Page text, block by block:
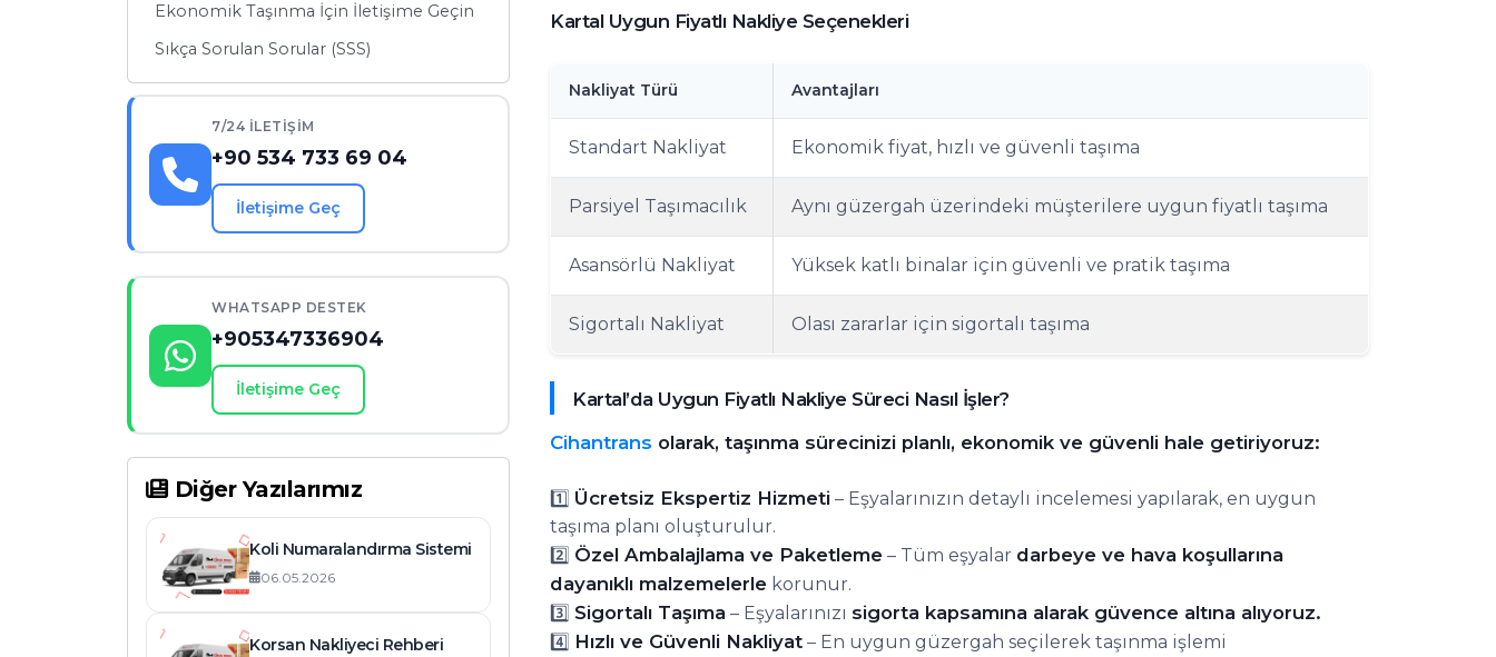
Ekonomik Taşınma İçin İletişime Geçin
Sıkça Sorulan Sorular (SSS)
7/24 İLETIŞIM
+90 534 733 69 04
İletişime Geç
WHATSAPP DESTEK
+905347336904
İletişime Geç
Diğer Yazılarımız
Koli Numaralandırma Sistemi
06.05.2026
Korsan Nakliyeci Rehberi
Kartal Uygun Fiyatlı Nakliye Seçenekleri
Nakliyat Türü Avantajları
Standart Nakliyat Ekonomik fiyat, hızlı ve güvenli taşıma
Parsiyel Taşımacılık Aynı güzergah üzerindeki müşterilere uygun fiyatlı taşıma
Asansörlü Nakliyat Yüksek katlı binalar için güvenli ve pratik taşıma
Sigortalı Nakliyat Olası zararlar için sigortalı taşıma
Kartal’da Uygun Fiyatlı Nakliye Süreci Nasıl İşler?
Cihantrans olarak, taşınma sürecinizi planlı, ekonomik ve güvenli hale getiriyoruz:
1️⃣ Ücretsiz Ekspertiz Hizmeti – Eşyalarınızın detaylı incelemesi yapılarak, en uygun
taşıma planı oluşturulur.
2️⃣ Özel Ambalajlama ve Paketleme – Tüm eşyalar darbeye ve hava koşullarına
dayanıklı malzemelerle korunur.
3️⃣ Sigortalı Taşıma – Eşyalarınızı sigorta kapsamına alarak güvence altına alıyoruz.
4️⃣ Hızlı ve Güvenli Nakliyat – En uygun güzergah seçilerek taşınma işlemi